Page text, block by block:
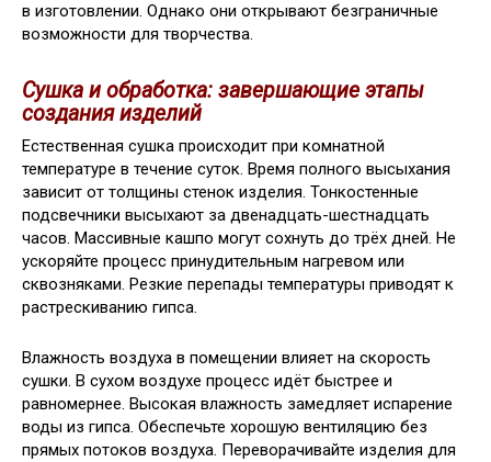
в изготовлении. Однако они открывают безграничные
возможности для творчества.
Сушка и обработка: завершающие этапы
создания изделий
Естественная сушка происходит при комнатной
температуре в течение суток. Время полного высыхания
зависит от толщины стенок изделия. Тонкостенные
подсвечники высыхают за двенадцать-шестнадцать
часов. Массивные кашпо могут сохнуть до трёх дней. Не
ускоряйте процесс принудительным нагревом или
сквозняками. Резкие перепады температуры приводят к
растрескиванию гипса.
Влажность воздуха в помещении влияет на скорость
сушки. В сухом воздухе процесс идёт быстрее и
равномернее. Высокая влажность замедляет испарение
воды из гипса. Обеспечьте хорошую вентиляцию без
прямых потоков воздуха. Переворачивайте изделия для